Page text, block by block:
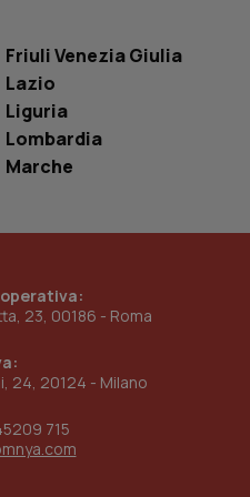
Friuli Venezia Giulia
Lazio
Liguria
Lombardia
Marche
23, 00186 - Roma
24, 20124 - Milano
715
www.quotidianosanita.it